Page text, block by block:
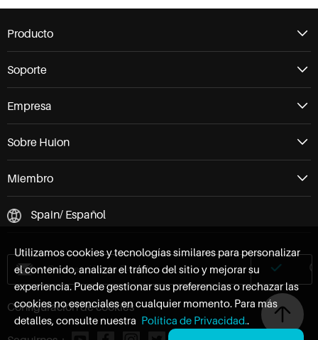
Producto
Soporte
Empresa
Sobre Huion
Miembro
Spain/ Español
Configuración de cookies
Utilizamos cookies y tecnologías similares para personalizar
el contenido, analizar el tráfico del sitio y mejorar su
experiencia. Puede gestionar sus preferencias o rechazar las
cookies no esenciales en cualquier momento. Para más
detalles, consulte nuestra Política de Privacidad..